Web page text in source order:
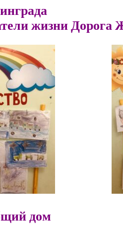
жизни Дорога
дом